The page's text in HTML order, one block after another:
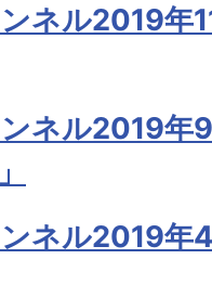
ネル2019年
ネル2019年
ネル2019年